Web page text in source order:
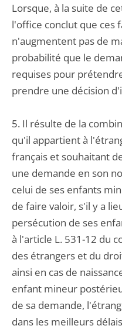
Lorsque, à la suite de
l'office conclut que ces
n'augmentent pas de
probabilité que le
requises pour
prendre une décision
5. Il résulte de la
qu'il appartient à
français et souhaitant
une demande en son
celui de ses enfants
de faire valoir, s'il y a
persécution de ses
à l'article L. 531-12 du
des étrangers et du
ainsi en cas de
enfant mineur
de sa demande,
dans les meilleurs